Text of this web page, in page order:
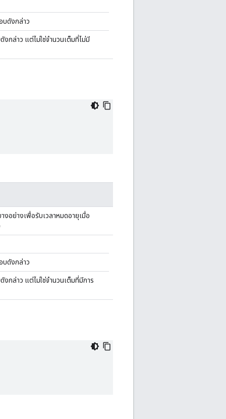
บดังกล่าว
งกล่าว แต่ไม่ใช่จำนวนเต็มที่ไม่มี
งอย่างเพื่อรับเวลาหมดอายุเมื่อ
บดังกล่าว
งกล่าว แต่ไม่ใช่จำนวนเต็มที่มีการ